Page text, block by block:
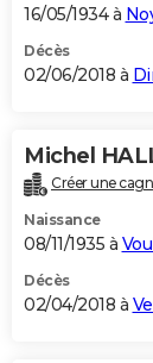
16/05/1934 à
Décès
02/06/2018 à
Michel
Créer une
Naissance
08/11/1935 à
Décès
02/04/2018 à